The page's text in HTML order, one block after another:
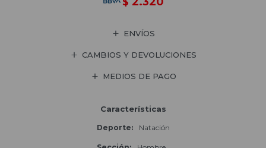
ENVÍOS
CAMBIOS Y DEVOLUCIONES
MEDIOS DE PAGO
Características
Deporte Natación